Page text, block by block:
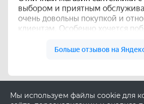
Мы используем файлы cookie для